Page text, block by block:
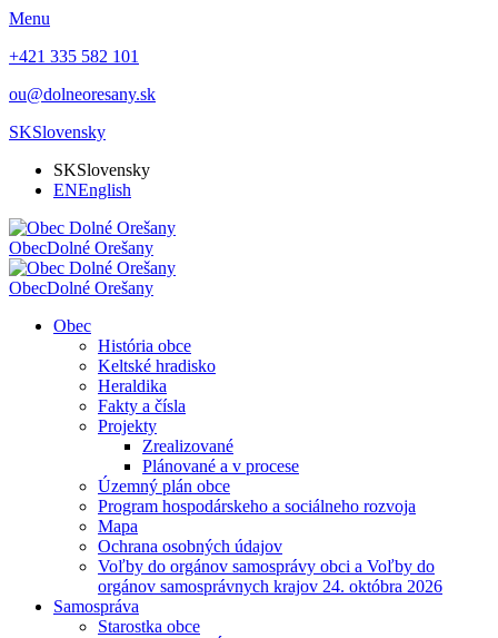
Menu
+421 335 582 101
ou@dolneoresany.sk
SKSlovensky
SKSlovensky
ENEnglish
ObecDolné Orešany
ObecDolné Orešany
Obec
História obce
Keltské hradisko
Heraldika
Fakty a čísla
Projekty
Zrealizované
Plánované a v procese
Územný plán obce
Program hospodárskeho a sociálneho rozvoja
Mapa
Ochrana osobných údajov
Voľby do orgánov samosprávy obci a Voľby do
orgánov samosprávnych krajov 24. októbra 2026
Samospráva
Starostka obce